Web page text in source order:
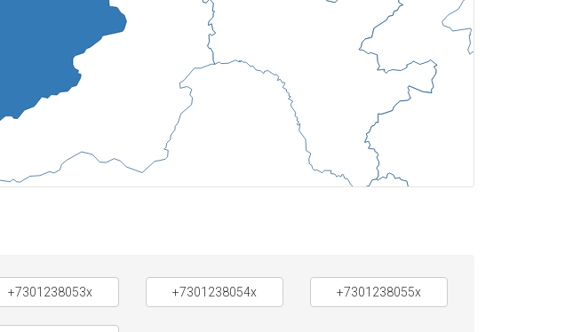
+7301238053x +7301238054x +7301238055x